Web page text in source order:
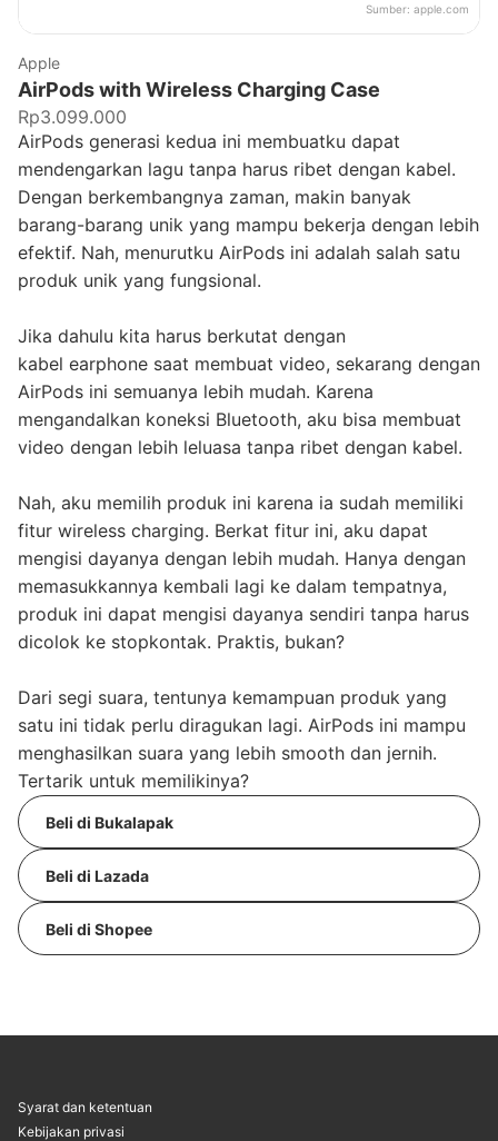
Sumber: apple.com
Apple
AirPods with Wireless Charging Case
Rp3.099.000
AirPods generasi kedua ini membuatku dapat
mendengarkan lagu tanpa harus ribet dengan kabel.
Dengan berkembangnya zaman, makin banyak
barang-barang unik yang mampu bekerja dengan lebih
efektif. Nah, menurutku AirPods ini adalah salah satu
produk unik yang fungsional.
Jika dahulu kita harus berkutat dengan
kabel earphone saat membuat video, sekarang dengan
AirPods ini semuanya lebih mudah. Karena
mengandalkan koneksi Bluetooth, aku bisa membuat
video dengan lebih leluasa tanpa ribet dengan kabel.
Nah, aku memilih produk ini karena ia sudah memiliki
fitur wireless charging. Berkat fitur ini, aku dapat
mengisi dayanya dengan lebih mudah. Hanya dengan
memasukkannya kembali lagi ke dalam tempatnya,
produk ini dapat mengisi dayanya sendiri tanpa harus
dicolok ke stopkontak. Praktis, bukan?
Dari segi suara, tentunya kemampuan produk yang
satu ini tidak perlu diragukan lagi. AirPods ini mampu
menghasilkan suara yang lebih smooth dan jernih.
Tertarik untuk memilikinya?
Beli di Bukalapak
Beli di Lazada
Beli di Shopee
Syarat dan ketentuan
Kebijakan privasi